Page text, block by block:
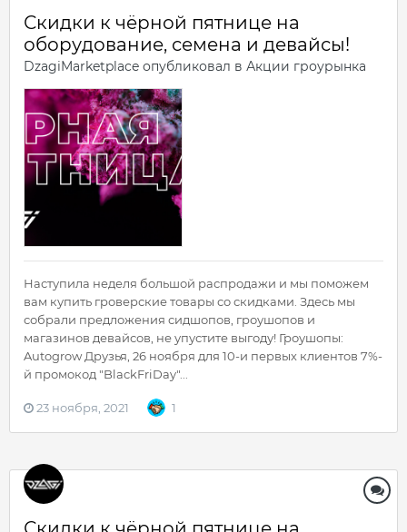
Скидки к чёрной пятнице на
оборудование, семена и девайсы!
DzagiMarketplace опубликовал в Акции гроурынка
Наступила неделя большой распродажи и мы поможем
вам купить гроверские товары со скидками. Здесь мы
собрали предложения сидшопов, гроушопов и
магазинов девайсов, не упустите выгоду! Гроушопы:
Autogrow Друзья, 26 ноября для 10-и первых клиентов 7%-
й промокод "BlackFriDay"...
23 ноября, 2021 1